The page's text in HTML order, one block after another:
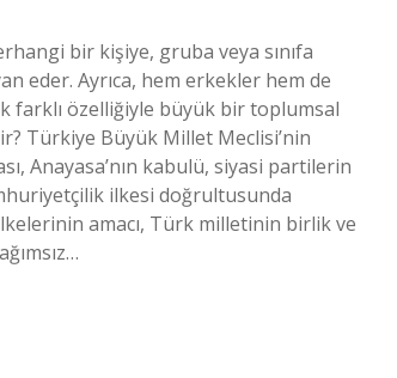
bir kişiye, gruba veya sınıfa
eder. Ayrıca, hem erkekler hem de
farklı özelliğiyle büyük bir toplumsal
Türkiye Büyük Millet Meclisi’nin
Anayasa’nın kabulü, siyasi partilerin
ilkesi doğrultusunda
amacı, Türk milletinin birlik ve